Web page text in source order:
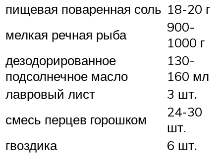
пищевая поваренная соль 18-20 г
мелкая речная рыба
900-
1000 г
дезодорированное
подсолнечное масло
130-
160 мл
лавровый лист
3 шт.
смесь перцев горошком
24-30
шт.
гвоздика
6 шт.